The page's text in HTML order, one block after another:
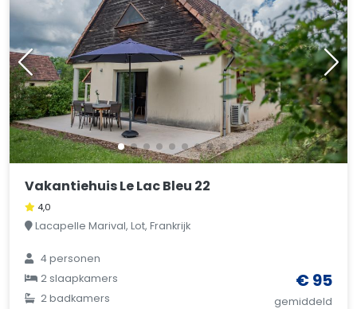
Vakantiehuis Le Lac Bleu 22
4,0
Lacapelle Marival, Lot, Frankrijk
4 personen
2 slaapkamers
2 badkamers
€ 95
gemiddeld